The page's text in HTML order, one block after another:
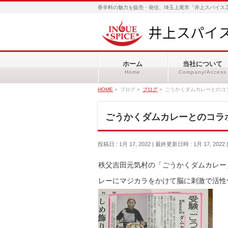
香辛料の魅力を販売・発信、埼玉上尾市「井上スパイス
ホーム
Home
当社について
Company/Access
HOME » ブログ » ブログ » ごうかくダムカレーとのコ
ごうかくダムカレーとのコラ
投稿日 : 1月 17, 2022 最終更新日時 : 1月 17, 2022
秩父吉田元気村の「ごうかくダムカレ
レーにマジカラをかけて脳に刺激で活